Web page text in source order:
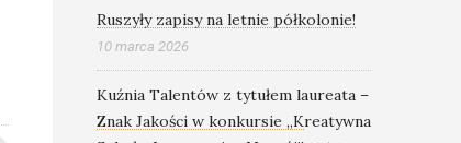
Ruszyły zapisy na letnie półkolonie!
10 marca 2026
Kuźnia Talentów z tytułem laureata –
Znak Jakości w konkursie „Kreatywna